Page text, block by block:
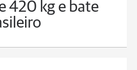
420 kg e bate